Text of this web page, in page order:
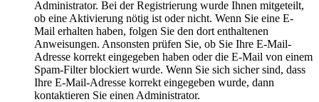
Administrator. Bei der Registrierung wurde Ihnen mitgeteilt,
ob eine Aktivierung nötig ist oder nicht. Wenn Sie eine E-
Mail erhalten haben, folgen Sie den dort enthaltenen
Anweisungen. Ansonsten prüfen Sie, ob Sie Ihre E-Mail-
Adresse korrekt eingegeben haben oder die E-Mail von einem
Spam-Filter blockiert wurde. Wenn Sie sich sicher sind, dass
Ihre E-Mail-Adresse korrekt eingegeben wurde, dann
kontaktieren Sie einen Administrator.